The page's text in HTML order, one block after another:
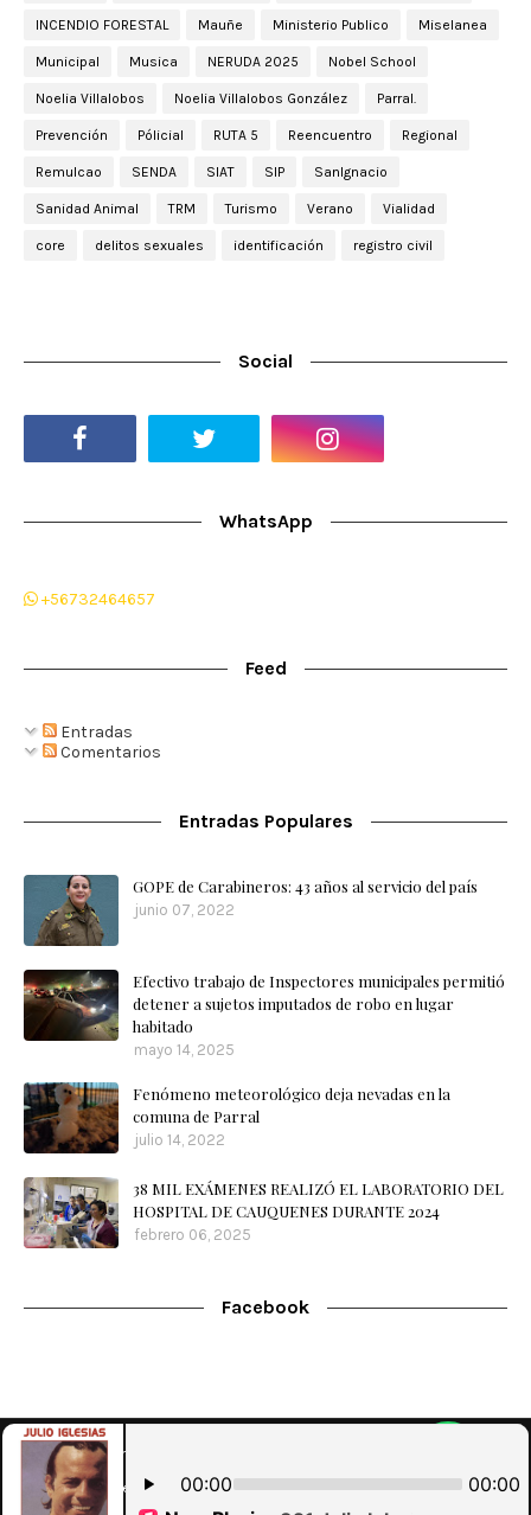
INCENDIO FORESTAL Mauñe Ministerio Publico Miselanea
Municipal Musica NERUDA 2025 Nobel School
Noelia Villalobos Noelia Villalobos González Parral.
Prevención Pólicial RUTA 5 Reencuentro Regional
Remulcao SENDA SIAT SIP SanIgnacio
Sanidad Animal TRM Turismo Verano Vialidad
core delitos sexuales identificación registro civil
Social
WhatsApp
+56732464657
Feed
Entradas
Comentarios
Entradas Populares
GOPE de Carabineros: 43 años al servicio del país
junio 07, 2022
Efectivo trabajo de Inspectores municipales permitió
detener a sujetos imputados de robo en lugar
habitado
mayo 14, 2025
Fenómeno meteorológico deja nevadas en la
comuna de Parral
julio 14, 2022
38 MIL EXÁMENES REALIZÓ EL LABORATORIO DEL
HOSPITAL DE CAUQUENES DURANTE 2024
febrero 06, 2025
Facebook
Home
Designed with byBlog| Implementado porBrouter SpA